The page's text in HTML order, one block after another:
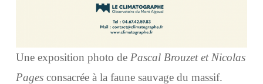
Une exposition photo de Pascal Brouzet et Nicolas
Pages consacrée à la faune sauvage du massif.